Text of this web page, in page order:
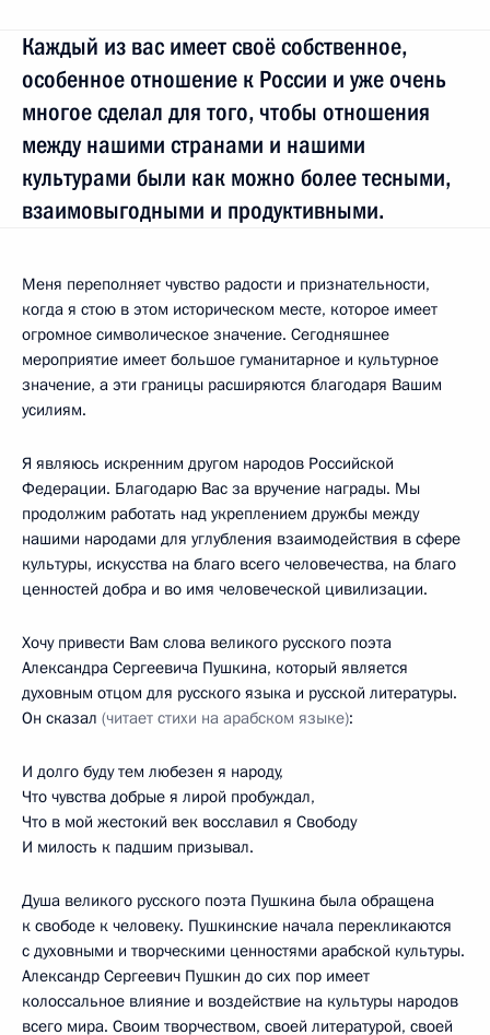
Каждый из вас имеет своё собственное,
особенное отношение к России и уже очень
многое сделал для того, чтобы отношения
между нашими странами и нашими
культурами были как можно более тесными,
взаимовыгодными и продуктивными.
Меня переполняет чувство радости и признательности,
когда я стою в этом историческом месте, которое имеет
огромное символическое значение. Сегодняшнее
мероприятие имеет большое гуманитарное и культурное
значение, а эти границы расширяются благодаря Вашим
усилиям.
Я являюсь искренним другом народов Российской
Федерации. Благодарю Вас за вручение награды. Мы
продолжим работать над укреплением дружбы между
нашими народами для углубления взаимодействия в сфере
культуры, искусства на благо всего человечества, на благо
ценностей добра и во имя человеческой цивилизации.
Хочу привести Вам слова великого русского поэта
Александра Сергеевича Пушкина, который является
духовным отцом для русского языка и русской литературы.
Он сказал (читает стихи на арабском языке):
И долго буду тем любезен я народу,
Что чувства добрые я лирой пробуждал,
Что в мой жестокий век восславил я Свободу
И милость к падшим призывал.
Душа великого русского поэта Пушкина была обращена
к свободе к человеку. Пушкинские начала перекликаются
с духовными и творческими ценностями арабской культуры.
Александр Сергеевич Пушкин до сих пор имеет
колоссальное влияние и воздействие на культуры народов
всего мира. Своим творчеством, своей литературой, своей